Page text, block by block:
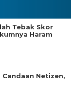
Tebak Skor
Haram
Candaan Netizen,